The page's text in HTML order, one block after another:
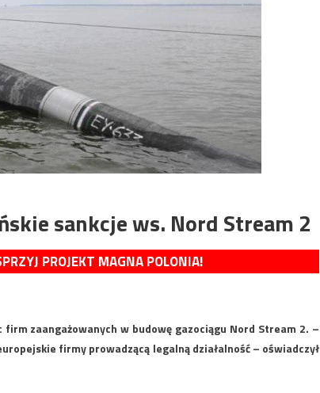
sankcje ws. Nord Stream 2
PROJEKT MAGNA POLONIA!
zaangażowanych w budowę gazociągu Nord Stream 2. –
firmy prowadzącą legalną działalność – oświadczył